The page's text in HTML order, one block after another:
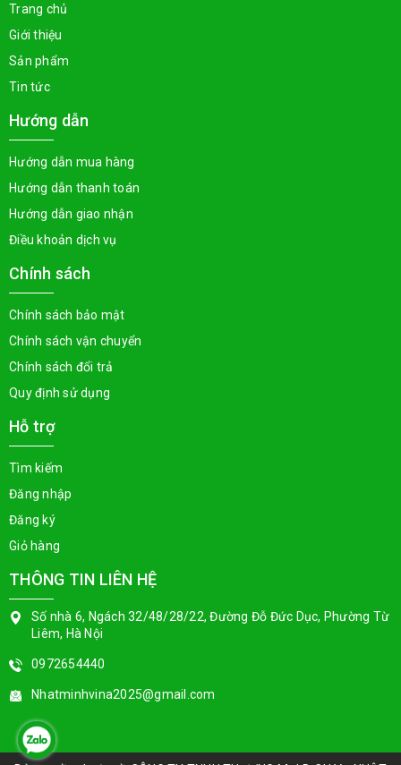
Trang chủ
Giới thiệu
Sản phẩm
Tin tức
Hướng dẫn
Hướng dẫn mua hàng
Hướng dẫn thanh toán
Hướng dẫn giao nhận
Điều khoản dịch vụ
Chính sách
Chính sách bảo mật
Chính sách vận chuyển
Chính sách đổi trả
Quy định sử dụng
Hỗ trợ
Tìm kiếm
Đăng nhập
Đăng ký
Giỏ hàng
THÔNG TIN LIÊN HỆ
Số nhà 6, Ngách 32/48/28/22, Đường Đỗ Đức Dục, Phường Từ
Liêm, Hà Nội
0972654440
Nhatminhvina2025@gmail.com